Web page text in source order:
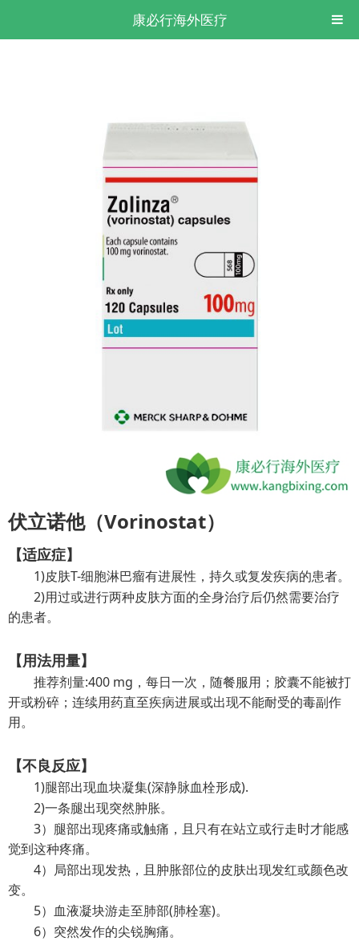
康必行海外医疗
伏立诺他（Vorinostat）
【适应症】
1)皮肤T-细胞淋巴瘤有进展性，持久或复发疾病的患者。
2)用过或进行两种皮肤方面的全身治疗后仍然需要治疗
的患者。
【用法用量】
推荐剂量:400 mg，每日一次，随餐服用；胶囊不能被打
开或粉碎；连续用药直至疾病进展或出现不能耐受的毒副作
用。
【不良反应】
1)腿部出现血块凝集(深静脉血栓形成).
2)一条腿出现突然肿胀。
3）腿部出现疼痛或触痛，且只有在站立或行走时才能感
觉到这种疼痛。
4）局部出现发热，且肿胀部位的皮肤出现发红或颜色改
变。
5）血液凝块游走至肺部(肺栓塞)。
6）突然发作的尖锐胸痛。